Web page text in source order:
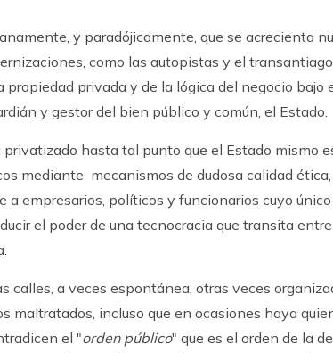
y paradójicamente, que se acrecienta
como las autopistas y el
propiedad privada y de la lógica del negocio bajo
y gestor del bien público y común, el Estado.
privatizado hasta tal punto que el Estado mismo
mediante mecanismos de dudosa calidad
a empresarios, políticos y funcionarios cuyo
el poder de una tecnocracia que transita
calles, a veces espontánea, otras veces
maltratados, incluso que en ocasiones haya
el "orden público" que es el orden de la